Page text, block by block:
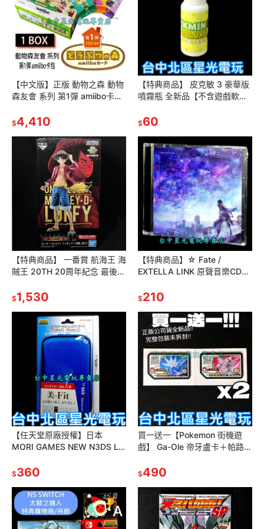
【中文版】正版 動物之森 動物
森友會 系列 第1彈 amiibo卡包
星光電玩
$4,410
【特典商品】 皮克敏 3 豪華版
噴霧瓶 全新品【不含遊戲軟
$60
【特典商品】 一番賞 航海王 海
賊王 20TH 20周年紀念 最後賞
品】台中星光電玩
$1,530
【特典商品】☆ Fate /
EXTELLA LINK 原聲音樂CD
中星光電玩
$210
【任天堂原廠授權】日本
MORI GAMES NEW N3DS LL
星光電玩】
$360
買一送一【Pokemon 街機遊
戲】 Ga-Ole 帝牙盧卡＋帕路奇
戲 鑽石珍珠【星光】
$490